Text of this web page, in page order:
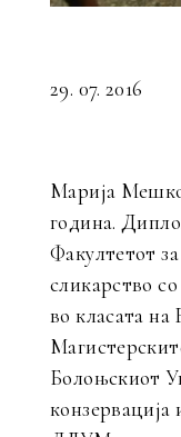
29. 07. 2016
Марија
година.
Факултетот
сликарство
во класата на
Болоњскиот
конзервација